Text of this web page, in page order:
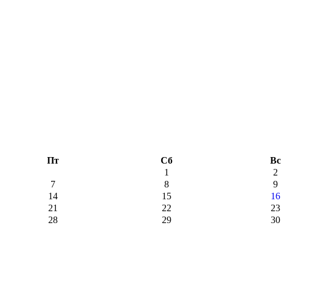
Пт Сб Вс
1
2
7 8
9
14 15
16
21 22
23
28 29 30